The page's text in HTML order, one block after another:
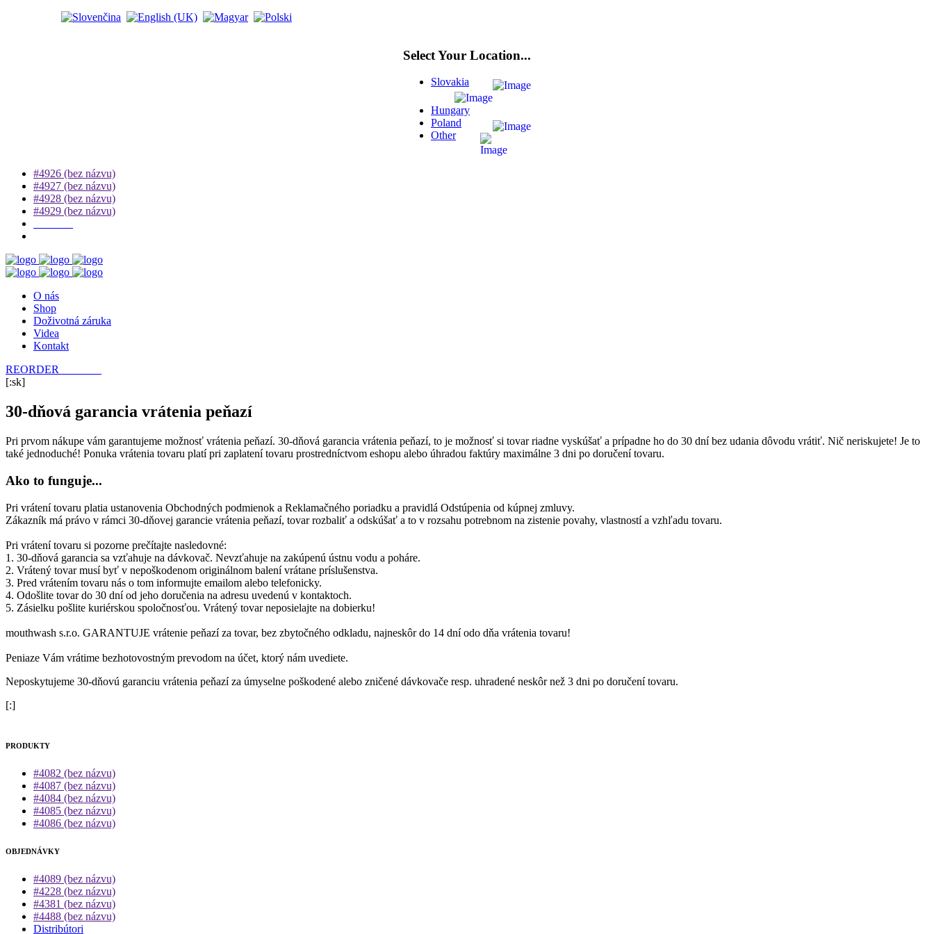
Select Your Location...
Slovakia
Hungary
Poland
Other
#4926 (bez názvu)
#4927 (bez názvu)
#4928 (bez názvu)
#4929 (bez názvu)
O nás
Shop
Doživotná záruka
Videa
Kontakt
REORDER
[:sk]
30-dňová garancia vrátenia peňazí
Pri prvom nákupe vám garantujeme možnosť vrátenia peňazí. 30-dňová garancia vrátenia peňazí, to je možnosť si tovar riadne vyskúšať a prípadne ho do 30 dní bez udania dôvodu vrátiť. Nič neriskujete! Je to
také jednoduché! Ponuka vrátenia tovaru platí pri zaplatení tovaru prostredníctvom eshopu alebo úhradou faktúry maximálne 3 dni po doručení tovaru.
Ako to funguje...
Pri vrátení tovaru platia ustanovenia Obchodných podmienok a Reklamačného poriadku a pravidlá Odstúpenia od kúpnej zmluvy.
Zákazník má právo v rámci 30-dňovej garancie vrátenia peňazí, tovar rozbaliť a odskúšať a to v rozsahu potrebnom na zistenie povahy, vlastností a vzhľadu tovaru.
Pri vrátení tovaru si pozorne prečítajte nasledovné:
1. 30-dňová garancia sa vzťahuje na dávkovač. Nevzťahuje na zakúpenú ústnu vodu a poháre.
2. Vrátený tovar musí byť v nepoškodenom originálnom balení vrátane príslušenstva.
3. Pred vrátením tovaru nás o tom informujte emailom alebo telefonicky.
4. Odošlite tovar do 30 dní od jeho doručenia na adresu uvedenú v kontaktoch.
5. Zásielku pošlite kuriérskou spoločnosťou. Vrátený tovar neposielajte na dobierku!
mouthwash s.r.o. GARANTUJE vrátenie peňazí za tovar, bez zbytočného odkladu, najneskôr do 14 dní odo dňa vrátenia tovaru!
Peniaze Vám vrátime bezhotovostným prevodom na účet, ktorý nám uvediete.
Neposkytujeme 30-dňovú garanciu vrátenia peňazí za úmyselne poškodené alebo zničené dávkovače resp. uhradené neskôr než 3 dni po doručení tovaru.
[:]
PRODUKTY
#4082 (bez názvu)
#4087 (bez názvu)
#4084 (bez názvu)
#4085 (bez názvu)
#4086 (bez názvu)
OBJEDNÁVKY
#4089 (bez názvu)
#4228 (bez názvu)
#4381 (bez názvu)
#4488 (bez názvu)
Distribútori